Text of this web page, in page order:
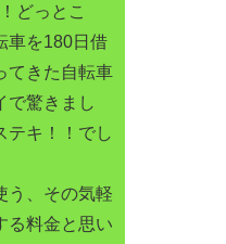
どっとこ
車を180日借
てきた自転車
で驚きまし
テキ！！でし
う、その気軽
る料金と思い